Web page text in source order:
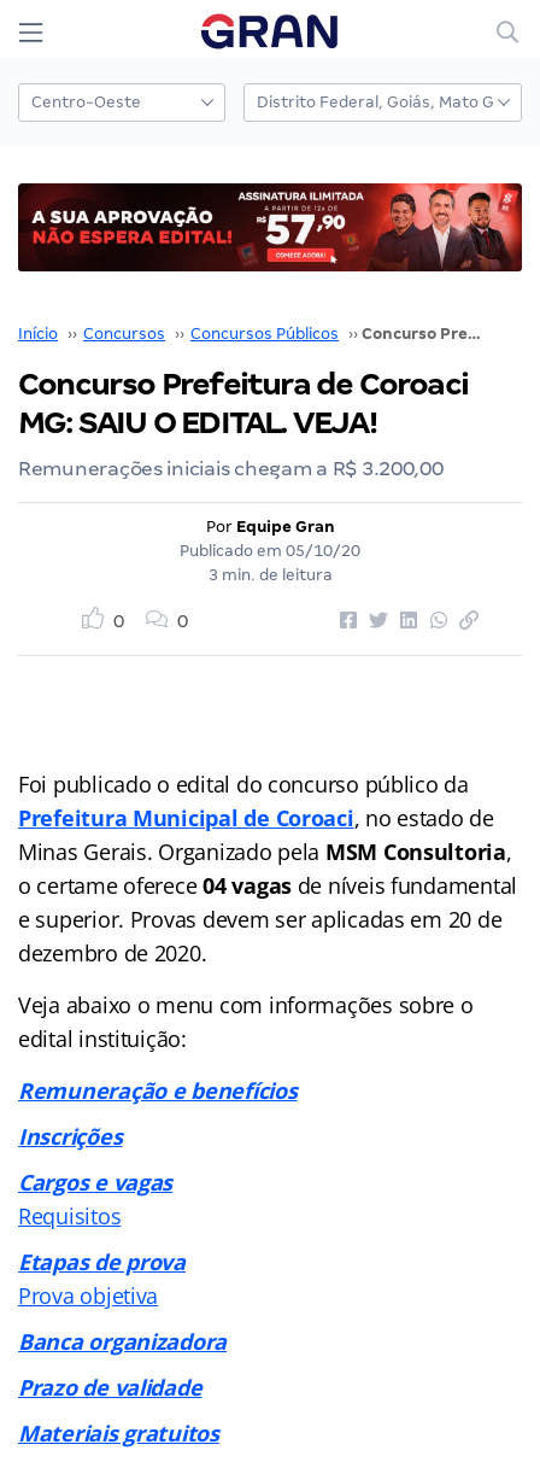
Início ›› Concursos ›› Concursos Públicos ›› Concurso Prefeitura de Coroaci MG: SAIU O EDITAL. VEJA!
Concurso Prefeitura de Coroaci
MG: SAIU O EDITAL. VEJA!
Remunerações iniciais chegam a R$ 3.200,00
Por Equipe Gran
Publicado em 05/10/20
3 min. de leitura
0 0
Foi publicado o edital do concurso público da
Prefeitura Municipal de Coroaci, no estado de
Minas Gerais. Organizado pela MSM Consultoria,
o certame oferece04 vagasde níveis fundamental
e superior. Provas devem ser aplicadas em 20 de
dezembro de 2020.
Veja abaixo o menu com informações sobre o
edital instituição:
Remuneração e benefícios
Inscrições
Cargos e vagas
Requisitos
Etapas de prova
Prova objetiva
Banca organizadora
Prazo de validade
Materiais gratuitos